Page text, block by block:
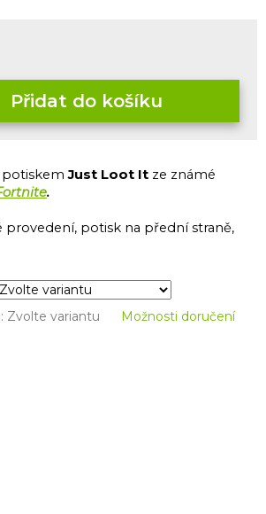
Zvolte variantu Možnosti doručení
Přidat do košíku
potiskemJust Loot It ze známé
.
provedení, potisk na přední straně,